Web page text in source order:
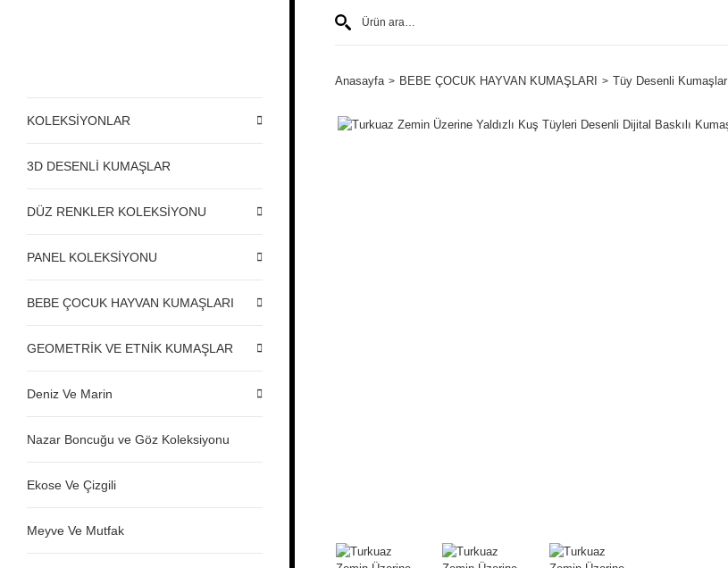
KOLEKSİYONLAR
3D DESENLİ KUMAŞLAR
DÜZ RENKLER KOLEKSİYONU
PANEL KOLEKSİYONU
BEBE ÇOCUK HAYVAN KUMAŞLARI
GEOMETRİK VE ETNİK KUMAŞLAR
Deniz Ve Marin
Nazar Boncuğu ve Göz Koleksiyonu
Ekose Ve Çizgili
Meyve Ve Mutfak
Anasayfa BEBE ÇOCUK HAYVAN KUMAŞLARI Tüy Desenli Kumaşlar